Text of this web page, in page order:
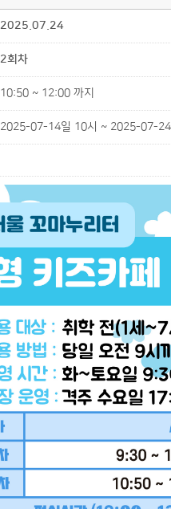
2025.07.24
2회차
10:50 ~ 12:00 까지
2025-07-14일 10시 ~ 2025-07-24